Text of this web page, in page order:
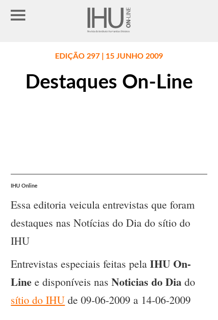
EDIÇÃO 297 | 15 JUNHO 2009
Destaques On-Line
IHU Online
Essa editoria veicula entrevistas que foram
destaques nas Notícias do Dia do sítio do
IHU
Entrevistas especiais feitas pelaIHU On-
Line e disponíveis nasNoticias do Dia do
sítio do IHU de 09-06-2009 a 14-06-2009